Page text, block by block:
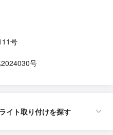
号
号
イト取り付けを探す